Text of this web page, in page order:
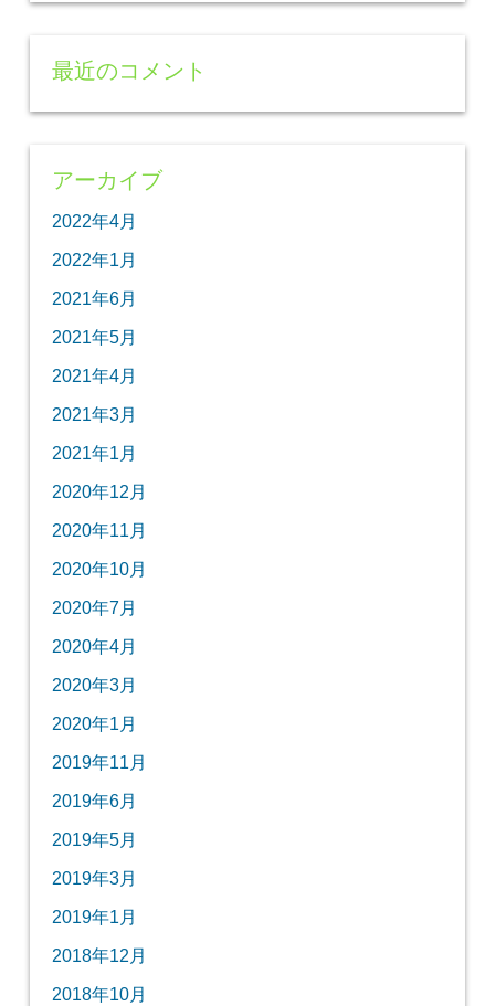
最近のコメント
アーカイブ
2022年4月
2022年1月
2021年6月
2021年5月
2021年4月
2021年3月
2021年1月
2020年12月
2020年11月
2020年10月
2020年7月
2020年4月
2020年3月
2020年1月
2019年11月
2019年6月
2019年5月
2019年3月
2019年1月
2018年12月
2018年10月